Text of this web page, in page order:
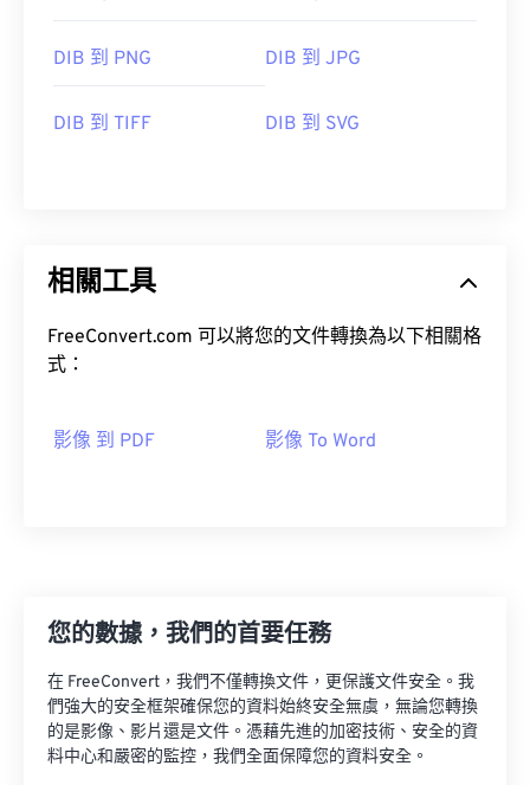
DIB 到 PNG DIB 到 JPG
DIB 到 TIFF DIB 到 SVG
相關工具
FreeConvert.com 可以將您的文件轉換為以下相關格
式：
影像 到 PDF 影像 To Word
您的數據，我們的首要任務
在 FreeConvert，我們不僅轉換文件，更保護文件安全。我
們強大的安全框架確保您的資料始終安全無虞，無論您轉換
的是影像、影片還是文件。憑藉先進的加密技術、安全的資
料中心和嚴密的監控，我們全面保障您的資料安全。